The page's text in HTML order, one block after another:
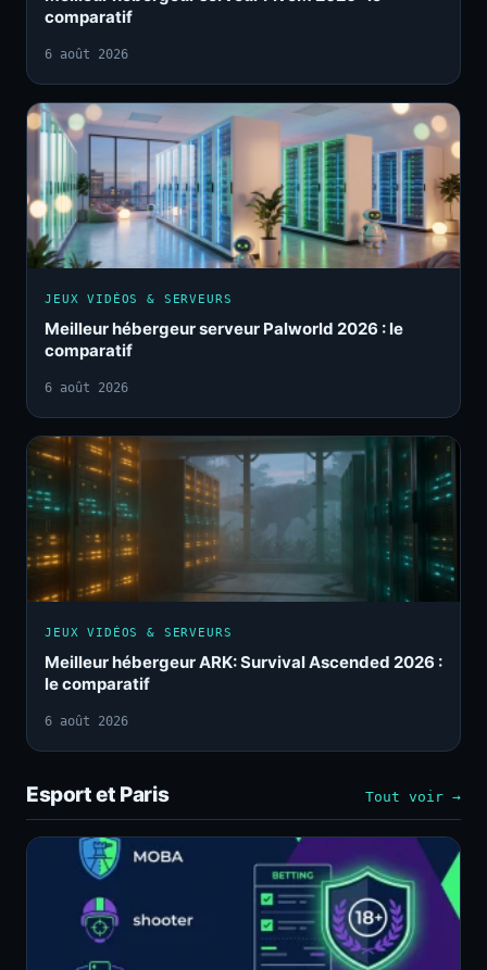
comparatif
6 août 2026
JEUX VIDÉOS & SERVEURS
Meilleur hébergeur serveur Palworld 2026 : le
comparatif
6 août 2026
JEUX VIDÉOS & SERVEURS
Meilleur hébergeur ARK: Survival Ascended 2026 :
le comparatif
6 août 2026
Esport et Paris Tout voir →